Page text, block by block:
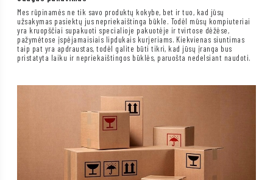
Mes rūpinamės ne tik savo produktų kokybe, bet ir tuo, kad jūsų
užsakymas pasiektų jus nepriekaištinga būkle. Todėl mūsų kompiuteriai
yra kruopščiai supakuoti specialioje pakuotėje ir tvirtose dėžėse,
pažymėtose įspėjamaisiais lipdukais kurjeriams. Kiekvienas siuntimas
taip pat yra apdraustas, todėl galite būti tikri, kad jūsų įranga bus
pristatyta laiku ir nepriekaištingos būklės, paruošta nedelsiant naudoti.